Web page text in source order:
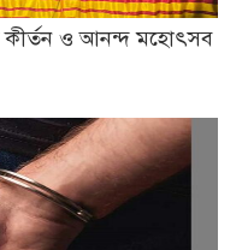
কীর্তন ও আনন্দ মহোৎসব